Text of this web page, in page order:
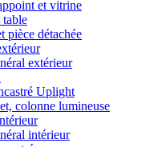
et vitrine
table
pièce détachée
extérieur
Uplight
colonne lumineuse
intérieur